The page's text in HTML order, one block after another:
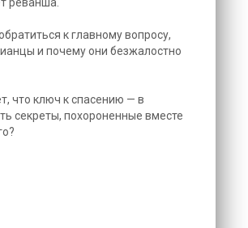
к главному вопросу,
и почему они безжалостно
что ключ к спасению — в
секреты, похороненные вместе